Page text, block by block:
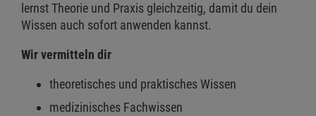
lernst Theorie und Praxis gleichzeitig, damit du dein
Wissen auch sofort anwenden kannst.
Wir vermitteln dir
theoretisches und praktisches Wissen
medizinisches Fachwissen